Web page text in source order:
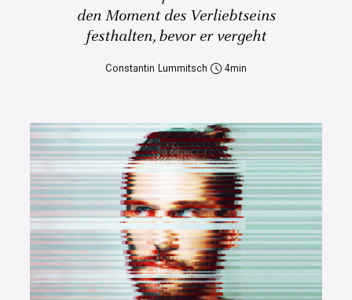
den Moment des Verliebtseins
festhalten, bevor er vergeht
Constantin Lummitsch 4